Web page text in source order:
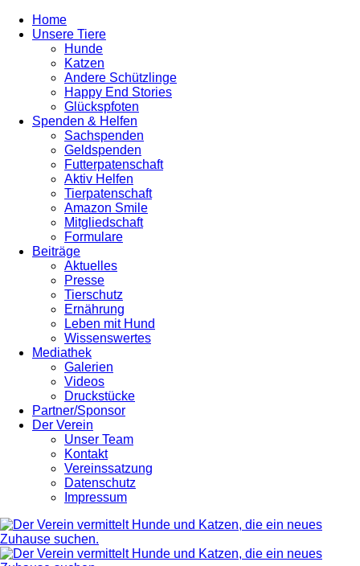
Home
Unsere Tiere
Hunde
Katzen
Andere Schützlinge
Happy End Stories
Glückspfoten
Spenden & Helfen
Sachspenden
Geldspenden
Futterpatenschaft
Aktiv Helfen
Tierpatenschaft
Amazon Smile
Mitgliedschaft
Formulare
Beiträge
Aktuelles
Presse
Tierschutz
Ernährung
Leben mit Hund
Wissenswertes
Mediathek
Galerien
Videos
Druckstücke
Partner/Sponsor
Der Verein
Unser Team
Kontakt
Vereinssatzung
Datenschutz
Impressum